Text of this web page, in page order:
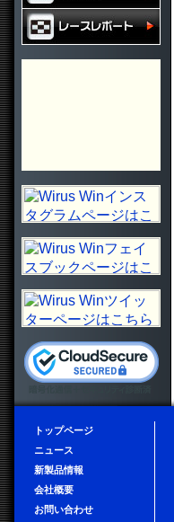
トップページ
ニュース
新製品情報
会社概要
お問い合わせ